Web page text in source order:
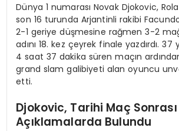
Dünya 1 numarası Novak Djokovic,
son 16 turunda Arjantinli rakibi
2-1 geriye düşmesine rağmen 3-2
adını 18. kez çeyrek finale yazdırdı. 37
4 saat 37 dakika süren maçın
grand slam galibiyeti alan oyuncu
etti.
Djokovic, Tarihi Maç Sonrası
Açıklamalarda Bulundu